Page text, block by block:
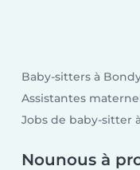
Baby-sitters à
Assistantes
Jobs de baby-sitter
Nounous à